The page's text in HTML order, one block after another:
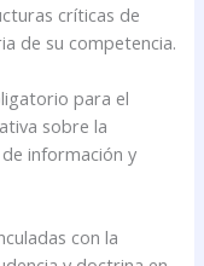
críticas de
de su competencia.
para el
sobre la
información y
con la